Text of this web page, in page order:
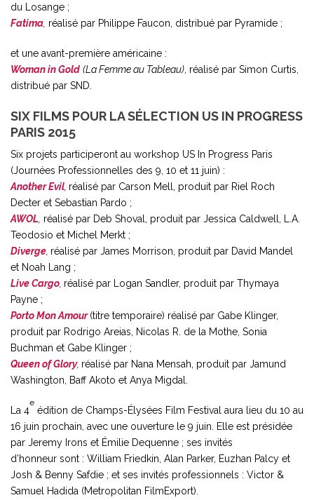
du Losange ;
Fatima réalisé par Philippe Faucon, distribué par Pyramide ;
et une avant-première américaine :
Woman in Gold (La Femme au Tableau) , réalisé par Simon Curtis,
distribué par SND.
SIX FILMS POUR LA SÉLECTION US IN PROGRESS
PARIS 2015
Six projets participeront au workshop US In Progress Paris
(Journées Professionnelles des 9, 10 et 11 juin) :
Another Evil réalisé par Carson Mell, produit par Riel Roch
Decter et Sebastian Pardo ;
AWOL réalisé par Deb Shoval, produit par Jessica Caldwell, L.A.
Teodosio et Michel Merkt ;
Diverge réalisé par James Morrison, produit par David Mandel
et Noah Lang ;
Live Cargo réalisé par Logan Sandler, produit par Thymaya
Payne ;
Porto Mon Amour (titre temporaire) réalisé par Gabe Klinger,
produit par Rodrigo Areias, Nicolas R. de la Mothe, Sonia
Buchman et Gabe Klinger ;
Queen of Glory, réalisé par Nana Mensah, produit par Jamund
Washington, Baff Akoto et Anya Migdal.
La 4
e
édition de Champs-Élysées Film Festival aura lieu du 10 au
16 juin prochain, avec une ouverture le 9 juin. Elle est présidée
par Jeremy Irons et Émilie Dequenne ; ses invités
d’honneur sont : William Friedkin, Alan Parker, Euzhan Palcy et
Josh & Benny Safdie ; et ses invités professionnels : Victor &
Samuel Hadida (Metropolitan FilmExport).